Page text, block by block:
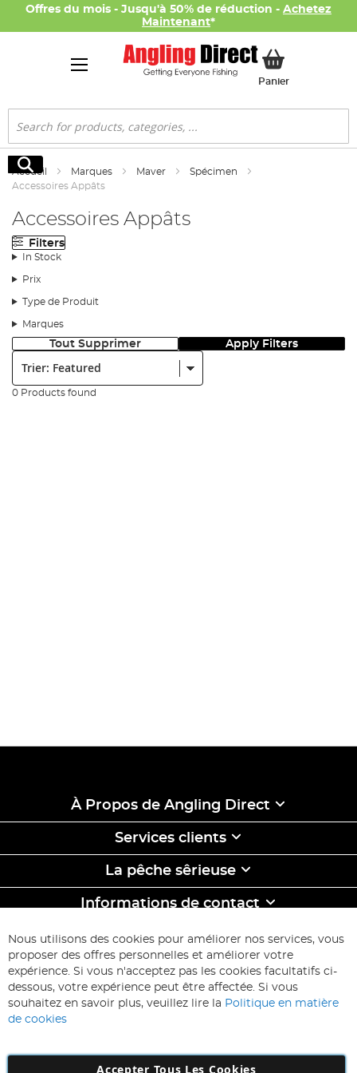
Offres du mois - Jusqu'à 50% de réduction - Achetez
Maintenant*
PanierMon panier
Rechercher
Rechercher
Accueil Marques Maver
Spécimen
Accessoires Appâts
Accessoires Appâts
Filters
In Stock
Prix
Type de Produit
Marques
Tout Supprimer Apply Filters
0 Products found
À Propos de Angling Direct
Services clients
La pêche sêrieuse
Informations de contact
ABONNEZ-VOUS & ECONOMISEZ
Inscription
à
d’information
:
Inscription
Nous utilisons des cookies pour améliorer nos services, vous
proposer des offres personnelles et améliorer votre
expérience. Si vous n'acceptez pas les cookies facultatifs ci-
dessous, votre expérience peut être affectée. Si vous
souhaitez en savoir plus, veuillez lire la Politique en matière
de cookies
Accepter Tous Les Cookies